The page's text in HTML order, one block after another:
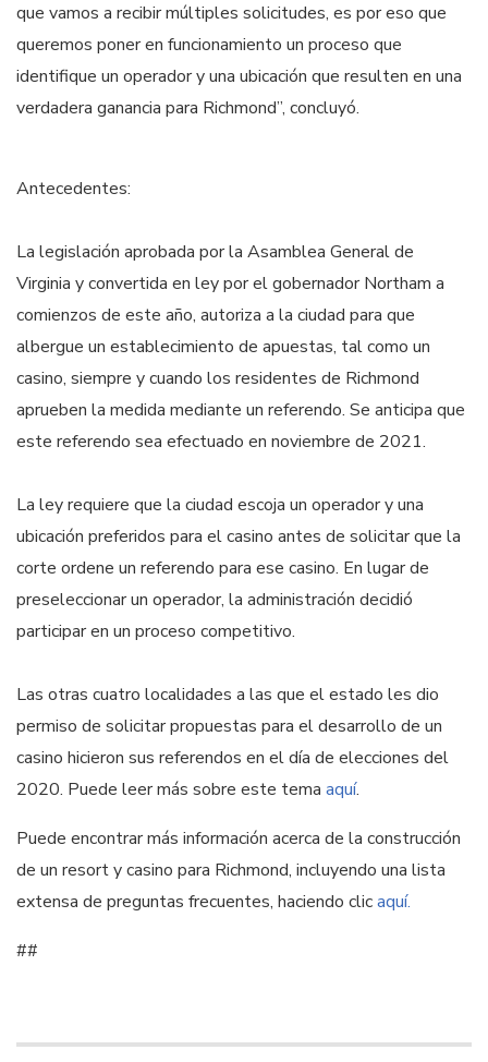
que vamos a recibir múltiples solicitudes, es por eso que
queremos poner en funcionamiento un proceso que
identifique un operador y una ubicación que resulten en una
verdadera ganancia para Richmond”, concluyó.
Antecedentes:
La legislación aprobada por la Asamblea General de
Virginia y convertida en ley por el gobernador Northam a
comienzos de este año, autoriza a la ciudad para que
albergue un establecimiento de apuestas, tal como un
casino, siempre y cuando los residentes de Richmond
aprueben la medida mediante un referendo. Se anticipa que
este referendo sea efectuado en noviembre de 2021.
La ley requiere que la ciudad escoja un operador y una
ubicación preferidos para el casino antes de solicitar que la
corte ordene un referendo para ese casino. En lugar de
preseleccionar un operador, la administración decidió
participar en un proceso competitivo.
Las otras cuatro localidades a las que el estado les dio
permiso de solicitar propuestas para el desarrollo de un
casino hicieron sus referendos en el día de elecciones del
2020. Puede leer más sobre este tema aquí.
Puede encontrar más información acerca de la construcción
de un resort y casino para Richmond, incluyendo una lista
extensa de preguntas frecuentes, haciendo clicaquí.
##